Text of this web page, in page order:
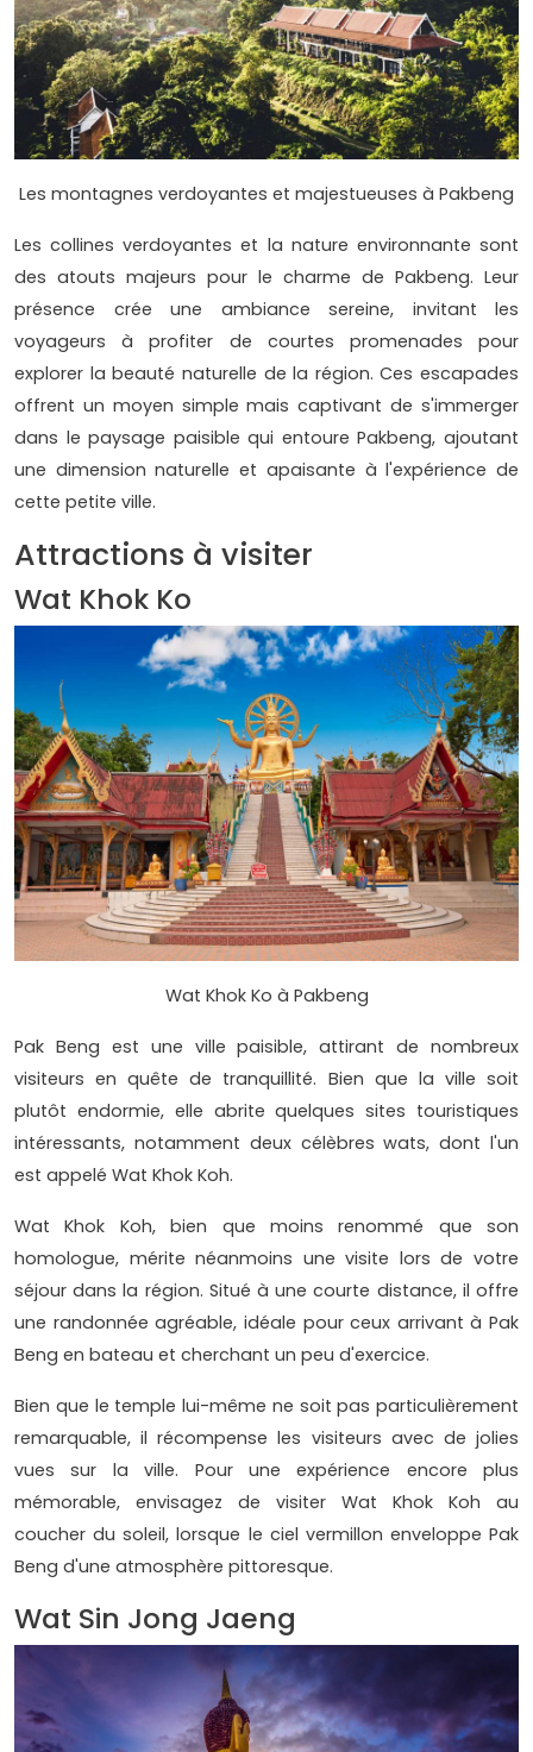
Les montagnes verdoyantes et majestueuses à Pakbeng
Les collines verdoyantes et la nature environnante sont
des atouts majeurs pour le charme de Pakbeng. Leur
présence crée une ambiance sereine, invitant les
voyageurs à profiter de courtes promenades pour
explorer la beauté naturelle de la région. Ces escapades
offrent un moyen simple mais captivant de s'immerger
dans le paysage paisible qui entoure Pakbeng, ajoutant
une dimension naturelle et apaisante à l'expérience de
cette petite ville.
Attractions à visiter
Wat Khok Ko
Wat Khok Ko à Pakbeng
Pak Beng est une ville paisible, attirant de nombreux
visiteurs en quête de tranquillité. Bien que la ville soit
plutôt endormie, elle abrite quelques sites touristiques
intéressants, notamment deux célèbres wats, dont l'un
est appelé Wat Khok Koh.
Wat Khok Koh, bien que moins renommé que son
homologue, mérite néanmoins une visite lors de votre
séjour dans la région. Situé à une courte distance, il offre
une randonnée agréable, idéale pour ceux arrivant à Pak
Beng en bateau et cherchant un peu d'exercice.
Bien que le temple lui-même ne soit pas particulièrement
remarquable, il récompense les visiteurs avec de jolies
vues sur la ville. Pour une expérience encore plus
mémorable, envisagez de visiter Wat Khok Koh au
coucher du soleil, lorsque le ciel vermillon enveloppe Pak
Beng d'une atmosphère pittoresque.
Wat Sin Jong Jaeng